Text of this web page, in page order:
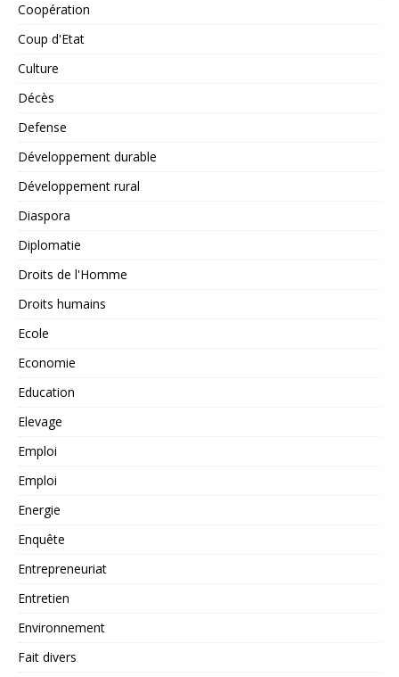
Coopération
Coup d'Etat
Culture
Décès
Defense
Développement durable
Développement rural
Diaspora
Diplomatie
Droits de l'Homme
Droits humains
Ecole
Economie
Education
Elevage
Emploi
Emploi
Energie
Enquête
Entrepreneuriat
Entretien
Environnement
Fait divers